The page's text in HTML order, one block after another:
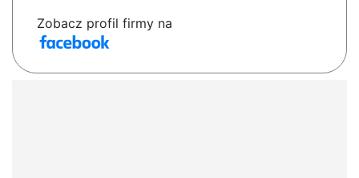
Zobacz profil firmy na